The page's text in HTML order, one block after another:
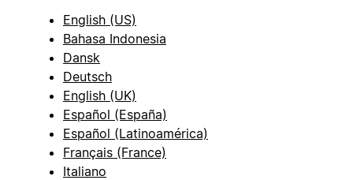
English (US)
Bahasa Indonesia
Dansk
Deutsch
English (UK)
Español (España)
Español (Latinoamérica)
Français (France)
Italiano